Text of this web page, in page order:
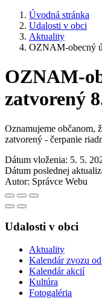
Úvodná stránka
Udalosti v obci
Aktuality
OZNAM-obecný
OZNAM-
zatvorený
Oznamujeme občanom,
zatvorený - čerpanie
Dátum vloženia: 5. 5.
Dátum poslednej
Autor: Správce Webu
Udalosti v obci
Aktuality
Kalendár zvozu
Kalendár akcií
Kultúra
Fotogaléria